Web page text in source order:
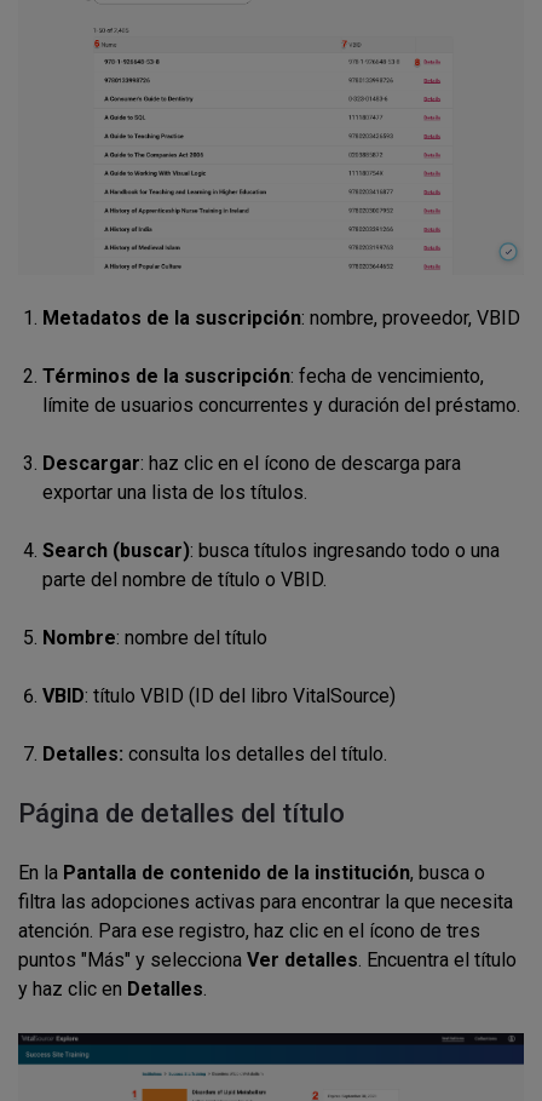
Metadatos de la suscripción: nombre, proveedor, VBID
Términos de la suscripción: fecha de vencimiento,
límite de usuarios concurrentes y duración del préstamo.
Descargar: haz clic en el ícono de descarga para
exportar una lista de los títulos.
Search (buscar): busca títulos ingresando todo o una
parte del nombre de título o VBID.
Nombre: nombre del título
VBID: título VBID (ID del libro VitalSource)
Detalles: consulta los detalles del título.
Página de detalles del título
En la Pantalla de contenido de la institución, busca o
filtra las adopciones activas para encontrar la que necesita
atención. Para ese registro, haz clic en el ícono de tres
puntos "Más" y selecciona Ver detalles. Encuentra el título
y haz clic en Detalles.